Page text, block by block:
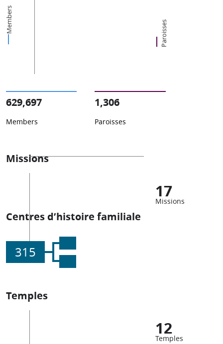
Members Paroisses
629,697
Members
1,306
Paroisses
Missions
17
Missions
Centres d’histoire familiale
315
Temples
12
Temples